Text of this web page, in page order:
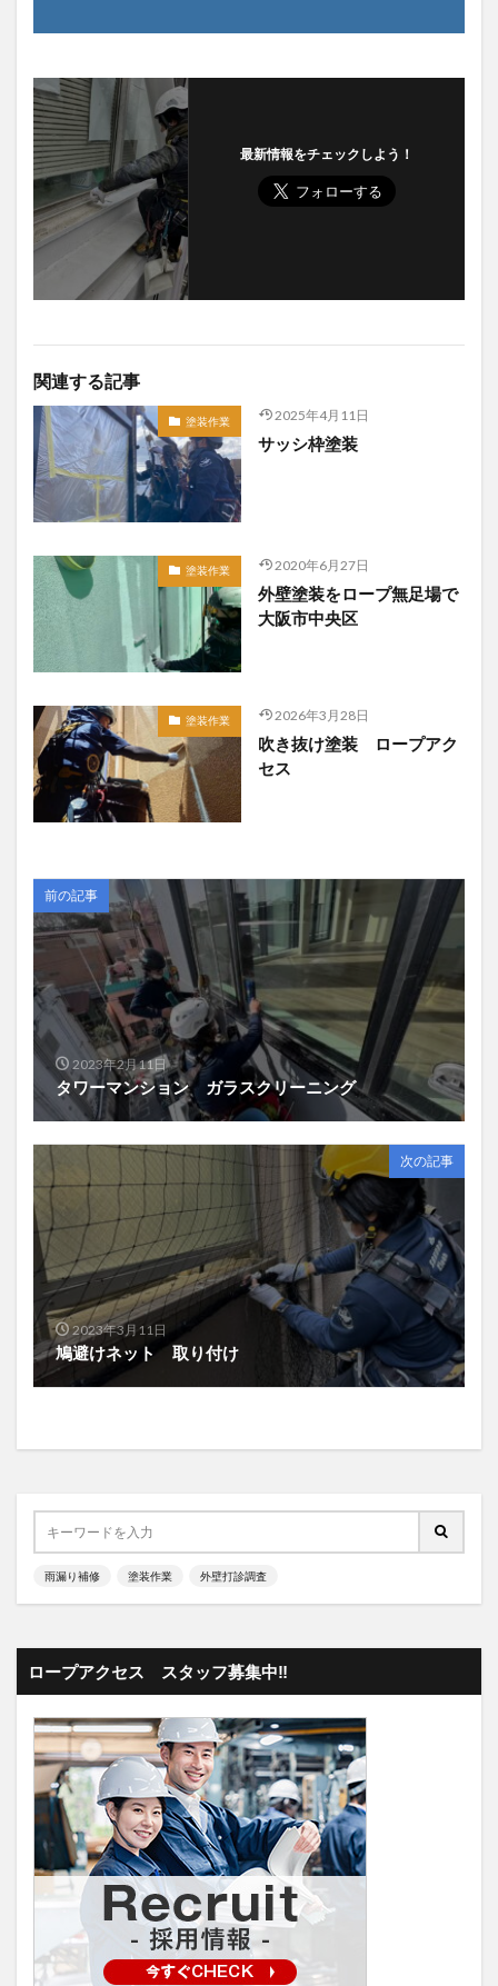
最新情報をチェックしよう！
関連する記事
塗装作業 2025年4月11日
サッシ枠塗装
塗装作業 2020年6月27日
外壁塗装をロープ無足場で
大阪市中央区
塗装作業 2026年3月28日
吹き抜け塗装 ロープアク
セス
前の記事
2023年2月11日
タワーマンション ガラスクリーニング
次の記事
2023年3月11日
鳩避けネット 取り付け
雨漏り補修 塗装作業 外壁打診調査
ロープアクセス スタッフ募集中‼